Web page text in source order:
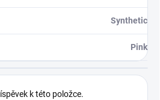
Synthetic
Pink
k této položce.